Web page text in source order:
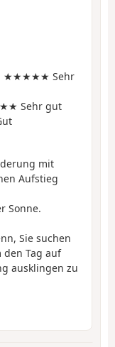
★★★★★ Sehr
Sehr gut
mit
Aufstieg
Sonne.
Sie suchen
Tag auf
ausklingen zu